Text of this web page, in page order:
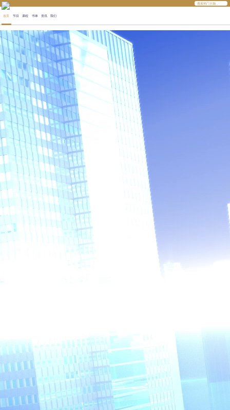
首页 节目 课程 书单 资讯 我们